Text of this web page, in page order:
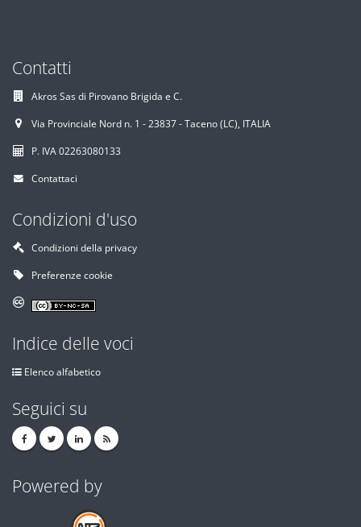
Contatti
Akros Sas di Pirovano Brigida e C.
Via Provinciale Nord n. 1 - 23837 - Taceno (LC), ITALIA
P. IVA 02263080133
Contattaci
Condizioni d'uso
Condizioni della privacy
Preferenze cookie
Indice delle voci
Elenco alfabetico
Seguici su
Powered by